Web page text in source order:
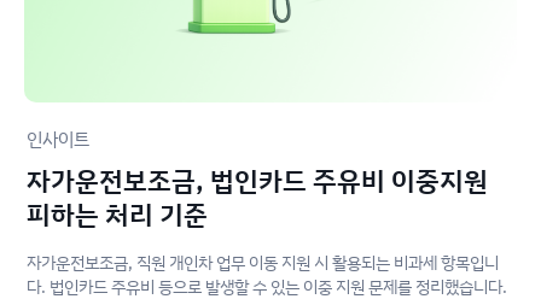
인사이트
자가운전보조금, 법인카드 주유비 이중지원
피하는 처리 기준
자가운전보조금, 직원 개인차 업무 이동 지원 시 활용되는 비과세 항목입니
다. 법인카드 주유비 등으로 발생할 수 있는 이중 지원 문제를 정리했습니다.